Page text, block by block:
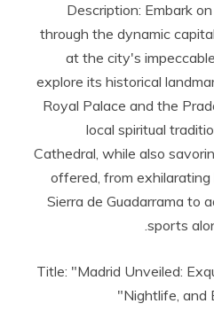
Description: Embark
through the dynamic
at the city's
explore its historical
Royal Palace and the
local spiritual
Cathedral, while also
offered, from
Sierra de Guadarrama to
sports
Title: "Madrid Unveiled:
Nightlife, and